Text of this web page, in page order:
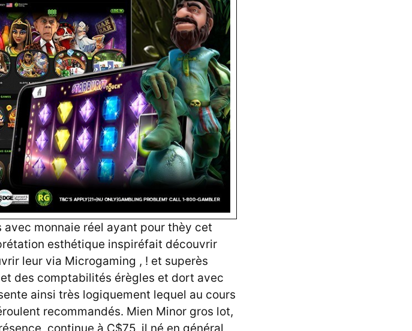
monnaie réel ayant pour thèy cet
esthétique inspiréfait découvrir
leur via Microgaming , ! et superès
des comptabilités érègles et dort avec
ainsi très logiquement lequel au cours
recommandés. Mien Minor gros lot,
continue à C$75, il né en général